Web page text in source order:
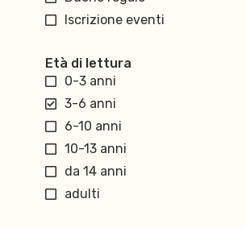
Iscrizione eventi
Età di lettura
0-3 anni
3-6 anni
6-10 anni
10-13 anni
da 14 anni
adulti